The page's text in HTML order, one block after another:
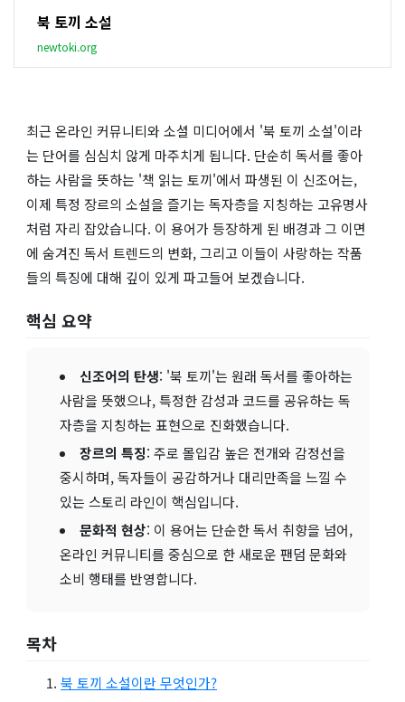
북 토끼 소설
newtoki.org
최근 온라인 커뮤니티와 소셜 미디어에서 '북 토끼 소설'이라
는 단어를 심심치 않게 마주치게 됩니다. 단순히 독서를 좋아
하는 사람을 뜻하는 '책 읽는 토끼'에서 파생된 이 신조어는,
이제 특정 장르의 소설을 즐기는 독자층을 지칭하는 고유명사
처럼 자리 잡았습니다. 이 용어가 등장하게 된 배경과 그 이면
에 숨겨진 독서 트렌드의 변화, 그리고 이들이 사랑하는 작품
들의 특징에 대해 깊이 있게 파고들어 보겠습니다.
핵심 요약
신조어의 탄생: '북 토끼'는 원래 독서를 좋아하는
사람을 뜻했으나, 특정한 감성과 코드를 공유하는 독
자층을 지칭하는 표현으로 진화했습니다.
장르의 특징: 주로 몰입감 높은 전개와 감정선을
중시하며, 독자들이 공감하거나 대리만족을 느낄 수
있는 스토리 라인이 핵심입니다.
문화적 현상: 이 용어는 단순한 독서 취향을 넘어,
온라인 커뮤니티를 중심으로 한 새로운 팬덤 문화와
소비 행태를 반영합니다.
목차
북 토끼 소설이란 무엇인가?